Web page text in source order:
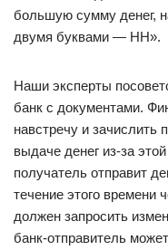
большую сумму денег,
двумя буквами — НН».
Наши эксперты
банк с документами.
навстречу и зачислить
выдаче денег из-за
получатель отправит
течение этого времени
должен запросить
банк-отправитель